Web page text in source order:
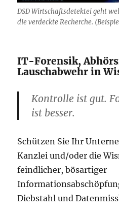
DSD Wirtschaftsdetektei geht
die verdeckte Recherche.
IT-Forensik,
Lauschabwehr in
Kontrolle ist gut.
ist besser.
Schützen Sie Ihr
Kanzlei und/oder die
feindlicher, bösartiger
Diebstahl und